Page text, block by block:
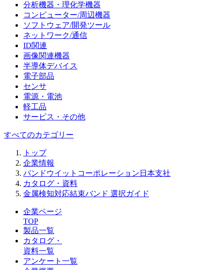
分析機器・理化学機器
コンピューター/周辺機器
ソフトウェア/開発ツール
ネットワーク/通信
ID関連
画像関連機器
半導体デバイス
電子部品
センサ
電源・電池
軽工品
サービス・その他
すべてのカテゴリー
トップ
企業情報
パンドウイットコーポレーション日本支社
カタログ・資料
金属検知対応結束バンド 選択ガイド
企業ページ
TOP
製品一覧
カタログ・
資料一覧
アンケート一覧